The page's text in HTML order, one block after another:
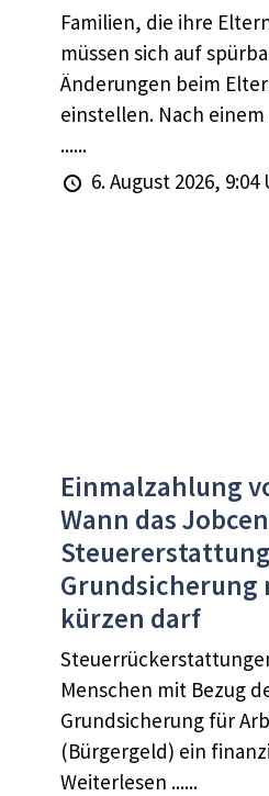
Familien, die ihre
müssen sich auf
Änderungen beim
einstellen. Nach einem
......
6. August 2026, 9:04
Einmalzahlung
Wann das
Grundsicherung
kürzen darf
Menschen mit Bezug
Grundsicherung für
(Bürgergeld) ein
Weiterlesen ......